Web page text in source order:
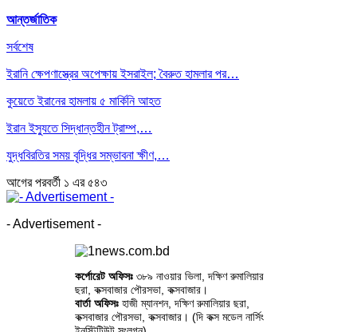
আন্তর্জাতিক
সর্বশেষ
ইরানি ক্ষেপণাস্ত্রের অপেক্ষায় ইসরাইল; বৈরুত হামলার পর…
কুয়েতে ইরানের হামলায় ৫ মার্কিনি আহত
ইরান ইস্যুতে সিদ্ধান্তহীন ট্রাম্প,…
যুদ্ধবিরতির সময় বৃদ্ধির সম্ভাবনা ক্ষীণ,…
আগেরপরবর্তী ১ এর ৫৪৩
- Advertisement -
কর্পোরেট অফিসঃ ৩৮৯ নাওয়ার ভিলা, দক্ষিণ রুমালিয়ার
ছরা, কক্সবাজার পৌরসভা, কক্সবাজার।
বার্তা অফিসঃহাজী ম্যানশন, দক্ষিণ রুমালিয়ার ছরা,
কক্সবাজার পৌরসভা, কক্সবাজার। (দি কক্স মডেল নার্সিং